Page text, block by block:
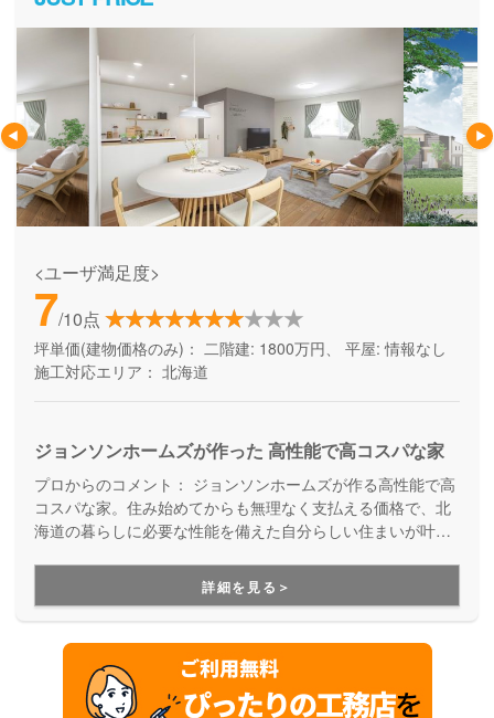
<ユーザ満足度>
7/10点
坪単価(建物価格のみ)： 二階建: 1800万円、 平屋: 情報なし
施工対応エリア： 北海道
ジョンソンホームズが作った 高性能で高コスパな家
プロからのコメント： ジョンソンホームズが作る高性能で高
コスパな家。住み始めてからも無理なく支払える価格で、北
海道の暮らしに必要な性能を備えた自分らしい住まいが叶い
残したい方、必見の住宅ブランドです。
詳細を見る＞